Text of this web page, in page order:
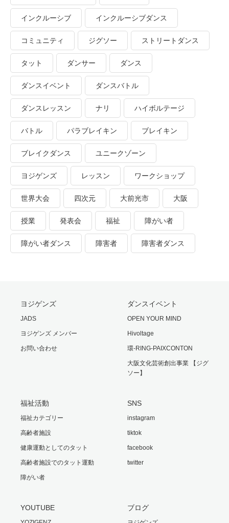
インクルーシブ インクルーシブダンス
コミュニティ ジグソー ストリートダンス
タット ダンサー ダンス
ダンスイベント ダンスバトル
ダンスレッスン ナリ ハイボルテージ
バトル パラブレイキン ブレイキン
ブレイクダンス ユニークゾーン
ヨジゲンズ レッスン ワークショップ
世界大会 四次元 大前光市 大阪
授業 発表会 福祉 障がい者
障がい者ダンス 障害者 障害者ダンス
ヨジゲンズ
JADS
ヨジゲンズ メンバー
お問い合わせ
ダンスイベント
OPEN YOUR MIND
Hivoltage
環-RING-PAIXCONTON
大阪文化芸術創出事業 【ジグ
ソー】
福祉活動
福祉カテゴリー
高齢者施設
健康運動としてのタット
高齢者施設でのタット運動
障がい者
SNS
instagram
tiktok
facebook
twitter
YOUTUBE ブログ